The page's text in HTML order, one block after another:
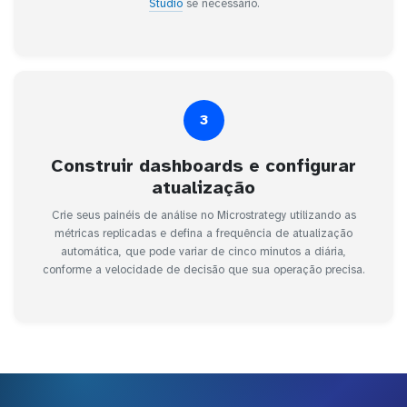
Studiose necessário.
3
Construir dashboards e configurar
atualização
Crie seus painéis de análise no Microstrategy utilizando as
métricas replicadas e defina a frequência de atualização
automática, que pode variar de cinco minutos a diária,
conforme a velocidade de decisão que sua operação precisa.